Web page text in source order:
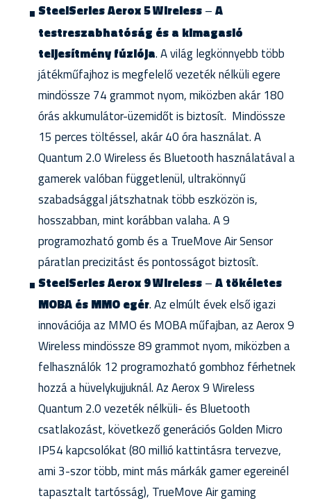
SteelSeries Aerox 5 Wireless–A
testreszabhatóság és a kimagasló
teljesítmény fúziója. A világ legkönnyebb több
játékműfajhoz is megfelelő vezeték nélküli egere
mindössze 74 grammot nyom, miközben akár 180
órás akkumulátor-üzemidőt is biztosít. Mindössze
15 perces töltéssel, akár 40 óra használat. A
Quantum 2.0 Wireless és Bluetooth használatával a
gamerek valóban függetlenül, ultrakönnyű
szabadsággal játszhatnak több eszközön is,
hosszabban, mint korábban valaha. A 9
programozható gomb és a TrueMove Air Sensor
páratlan precizitást és pontosságot biztosít.
SteelSeries Aerox 9 Wireless–A tökéletes
MOBA és MMO egér. Az elmúlt évek első igazi
innovációja az MMO és MOBA műfajban, az Aerox 9
Wireless mindössze 89 grammot nyom, miközben a
felhasználók 12 programozható gombhoz férhetnek
hozzá a hüvelykujjuknál. Az Aerox 9 Wireless
Quantum 2.0 vezeték nélküli- és Bluetooth
csatlakozást, következő generációs Golden Micro
IP54 kapcsolókat (80 millió kattintásra tervezve,
ami 3-szor több, mint más márkák gamer egereinél
tapasztalt tartósság), TrueMove Air gaming